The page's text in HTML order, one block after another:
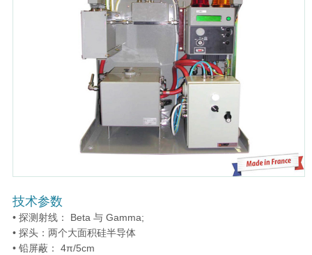
技术参数
• 探测射线： Beta 与 Gamma;
• 探头：两个大面积硅半导体
• 铅屏蔽： 4π/5cm